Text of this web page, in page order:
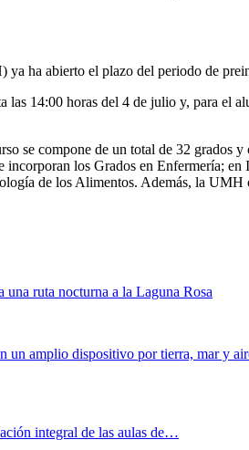
ha abierto el plazo del periodo de
las 14:00 horas del 4 de julio y, para el
se compone de un total de 32 grados
incorporan los Grados en Enfermería;
de los Alimentos. Además, la UMH
ruta nocturna a la Laguna Rosa
un amplio dispositivo por tierra, mar y
integral de las aulas de…